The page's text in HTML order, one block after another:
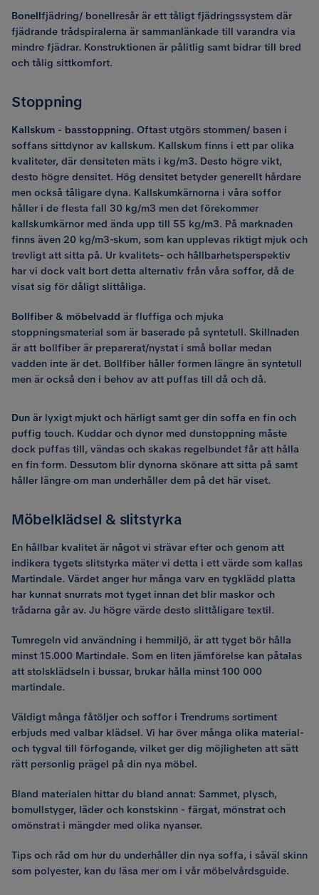
Bonellfjädring/ bonellresår är ett tåligt fjädringssystem där
fjädrande trådspiralerna är sammanlänkade till varandra via
mindre fjädrar. Konstruktionen är pålitlig samt bidrar till bred
och tålig sittkomfort.
Stoppning
Kallskum - basstoppning. Oftast utgörs stommen/ basen i
soffans sittdynor av kallskum. Kallskum finns i ett par olika
kvaliteter, där densiteten mäts i kg/m3. Desto högre vikt,
desto högre densitet. Hög densitet betyder generellt hårdare
men också tåligare dyna. Kallskumkärnorna i våra soffor
håller i de flesta fall 30 kg/m3 men det förekommer
kallskumkärnor med ända upp till 55 kg/m3. På marknaden
finns även 20 kg/m3-skum, som kan upplevas riktigt mjuk och
trevligt att sitta på. Ur kvalitets- och hållbarhetsperspektiv
har vi dock valt bort detta alternativ från våra soffor, då de
visat sig för dåligt slittåliga.
Bollfiber & möbelvadd är fluffiga och mjuka
stoppningsmaterial som är baserade på syntetull. Skillnaden
är att bollfiber är preparerat/nystat i små bollar medan
vadden inte är det. Bollfiber håller formen längre än syntetull
men är också den i behov av att puffas till då och då.
Dun är lyxigt mjukt och härligt samt ger din soffa en fin och
puffig touch. Kuddar och dynor med dunstoppning måste
dock puffas till, vändas och skakas regelbundet får att hålla
en fin form. Dessutom blir dynorna skönare att sitta på samt
håller längre om man underhåller dem på det här viset.
Möbelklädsel & slitstyrka
En hållbar kvalitet är något vi strävar efter och genom att
indikera tygets slitstyrka mäter vi detta i ett värde som kallas
Martindale. Värdet anger hur många varv en tygklädd platta
har kunnat snurrats mot tyget innan det blir maskor och
trådarna går av. Ju högre värde desto slittåligare textil.
Tumregeln vid användning i hemmiljö, är att tyget bör hålla
minst 15.000 Martindale. Som en liten jämförelse kan påtalas
att stolsklädseln i bussar, brukar hålla minst 100 000
martindale.
Väldigt många fåtöljer och soffor i Trendrums sortiment
erbjuds med valbar klädsel. Vi har över många olika material-
och tygval till förfogande, vilket ger dig möjligheten att sätt
rätt personlig prägel på din nya möbel.
Bland materialen hittar du bland annat: Sammet, plysch,
bomullstyger, läder och konstskinn - färgat, mönstrat och
omönstrat i mängder med olika nyanser.
Tips och råd om hur du underhåller din nya soffa, i såväl skinn
som polyester, kan du läsa mer om i vår möbelvårdsguide.